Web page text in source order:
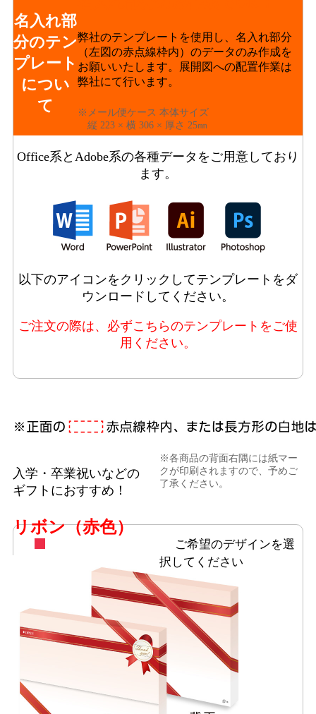
弊社のテンプレートを使用し、名入れ部分
（左図の赤点線枠内）のデータのみ作成を
お願いいたします。展開図への配置作業は
弊社にて行います。
※メール便ケース 本体サイズ
縦 223 × 横 306 × 厚さ 25㎜
名入れ部
分のテン
プレート
につい
て
Office系とAdobe系の各種データをご用意しており
ます。
以下のアイコンをクリックしてテンプレートをダ
ウンロードしてください。
ご注文の際は、必ずこちらのテンプレートをご使
用ください。
入学・卒業祝いなどの
ギフトにおすすめ！
リボン（赤色）
※各商品の背面右隅には紙マー
クが印刷されますので、予めご
了承ください。
ご希望のデザインを選
択してください